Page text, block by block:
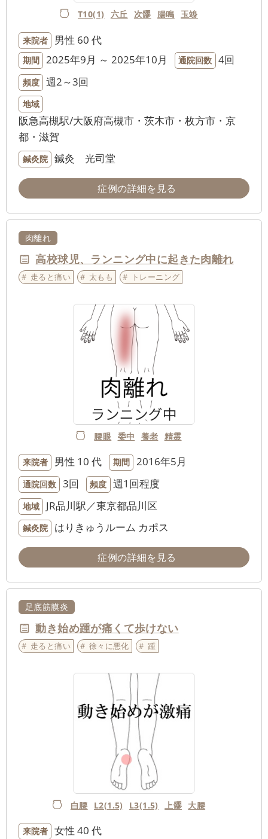
T10(1) 六丘 次髎 腸鳴 玉竧
来院者 男性 60 代
期間 2025年9月 ～ 2025年10月 通院回数 4回
頻度 週2～3回
地域
阪急高槻駅/大阪府高槻市・茨木市・枚方市・京
都・滋賀
鍼灸院 鍼灸 光司堂
症例の詳細を見る
肉離れ
高校球児、ランニング中に起きた肉離れ
走ると痛い 太もも トレーニング
腰眼 委中 養老 精霊
来院者 男性 10 代 期間 2016年5月
通院回数 3回 頻度 週1回程度
地域 JR品川駅／東京都品川区
鍼灸院 はりきゅうルーム カポス
症例の詳細を見る
足底筋膜炎
動き始め踵が痛くて歩けない
走ると痛い 徐々に悪化 踵
白腰 L2(1.5) L3(1.5) 上髎 大腰
来院者 女性 40 代